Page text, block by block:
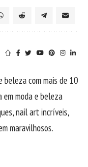
beleza com mais de 10
em moda e beleza
nail art incríveis,
maravilhosos.